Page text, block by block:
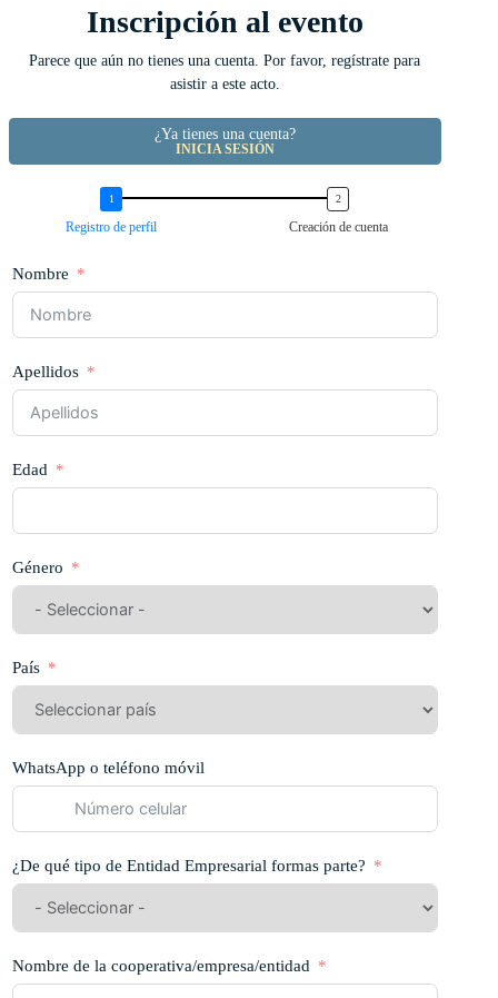
Inscripción al evento
Parece que aún no tienes una cuenta. Por favor, regístrate para
asistir a este acto.
¿Ya tienes una cuenta?
INICIA SESIÓN
Registro de perfil Creación de cuenta
Nombre
Apellidos
Edad
Género
País
WhatsApp o teléfono móvil
¿De qué tipo de Entidad Empresarial formas parte?
Nombre de la cooperativa/empresa/entidad